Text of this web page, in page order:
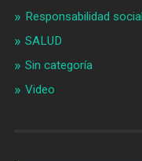
Responsabilidad social
SALUD
Sin categoría
Video